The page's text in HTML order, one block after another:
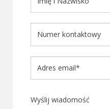
Wyślij wiadomość